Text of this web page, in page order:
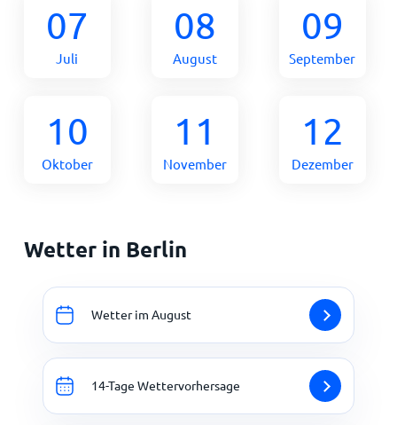
07
Juli
08
August
09
September
10
Oktober
11
November
12
Dezember
Wetter in Berlin
Wetter im August
14-Tage Wettervorhersage